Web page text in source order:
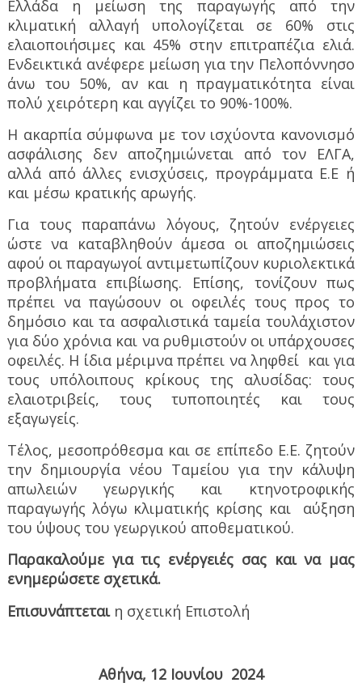
Ελλάδα η μείωση της παραγωγής από την
κλιματική αλλαγή υπολογίζεται σε 60% στις
ελαιοποιήσιμες και 45% στην επιτραπέζια ελιά.
Ενδεικτικά ανέφερε μείωση για την Πελοπόννησο
άνω του 50%, αν και η πραγματικότητα είναι
πολύ χειρότερη και αγγίζει το 90%-100%.
Η ακαρπία σύμφωνα με τον ισχύοντα κανονισμό
ασφάλισης δεν αποζημιώνεται από τον ΕΛΓΑ,
αλλά από άλλες ενισχύσεις, προγράμματα Ε.Ε ή
και μέσω κρατικής αρωγής.
Για τους παραπάνω λόγους, ζητούν ενέργειες
ώστε να καταβληθούν άμεσα οι αποζημιώσεις
αφού οι παραγωγοί αντιμετωπίζουν κυριολεκτικά
προβλήματα επιβίωσης. Επίσης, τονίζουν πως
πρέπει να παγώσουν οι οφειλές τους προς το
δημόσιο και τα ασφαλιστικά ταμεία τουλάχιστον
για δύο χρόνια και να ρυθμιστούν οι υπάρχουσες
οφειλές. Η ίδια μέριμνα πρέπει να ληφθεί και για
τους υπόλοιπους κρίκους της αλυσίδας: τους
ελαιοτριβείς, τους τυποποιητές και τους
εξαγωγείς.
Τέλος, μεσοπρόθεσμα και σε επίπεδο Ε.Ε. ζητούν
την δημιουργία νέου Ταμείου για την κάλυψη
απωλειών γεωργικής και κτηνοτροφικής
παραγωγής λόγω κλιματικής κρίσης και
αύξηση
του ύψους του γεωργικού αποθεματικού.
Παρακαλούμε για τις ενέργειές σας και να μας
ενημερώσετε σχετικά.
Επισυνάπτεται η σχετική Επιστολή
Αθήνα, 12 Ιουνίου 2024